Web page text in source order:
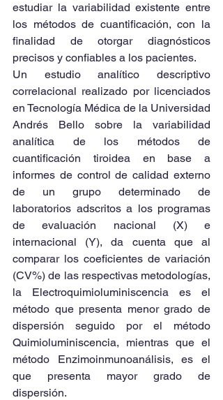
estudiar la variabilidad existente entre
los métodos de cuantificación, con la
finalidad de otorgar diagnósticos
precisos y confiables a los pacientes.
Un estudio analítico descriptivo
correlacional realizado por licenciados
en Tecnología Médica de la Universidad
Andrés Bello sobre la variabilidad
analítica de los métodos de
cuantificación tiroidea en base a
informes de control de calidad externo
de un grupo determinado de
laboratorios adscritos a los programas
de evaluación nacional (X) e
internacional (Y), da cuenta que al
comparar los coeficientes de variación
(CV%) de las respectivas metodologías,
la Electroquimioluminiscencia es el
método que presenta menor grado de
dispersión seguido por el método
Quimioluminiscencia, mientras que el
método Enzimoinmunoanálisis, es el
que presenta mayor grado de
dispersión.